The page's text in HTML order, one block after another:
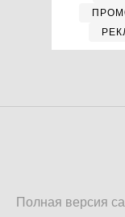
Полная версия